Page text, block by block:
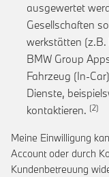
ausgewertet
Gesellschaften
werkstätten (z.B.
BMW Group
Fahrzeug (In-
Dienste,
kontaktieren.
Meine Einwilligung
Account oder durch
Kundenbetreuung